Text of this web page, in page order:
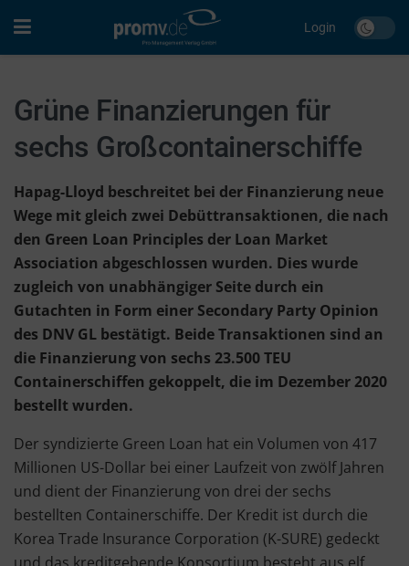
Login
Grüne Finanzierungen für
sechs Großcontainerschiffe
Hapag-Lloyd beschreitet bei der Finanzierung neue
Wege mit gleich zwei Debüttransaktionen, die nach
den Green Loan Principles der Loan Market
Association abgeschlossen wurden. Dies wurde
zugleich von unabhängiger Seite durch ein
Gutachten in Form einer Secondary Party Opinion
des DNV GL bestätigt. Beide Transaktionen sind an
die Finanzierung von sechs 23.500 TEU
Containerschiffen gekoppelt, die im Dezember 2020
bestellt wurden.
Der syndizierte Green Loan hat ein Volumen von 417
Millionen US-Dollar bei einer Laufzeit von zwölf Jahren
und dient der Finanzierung von drei der sechs
bestellten Containerschiffe. Der Kredit ist durch die
Korea Trade Insurance Corporation (K-SURE) gedeckt